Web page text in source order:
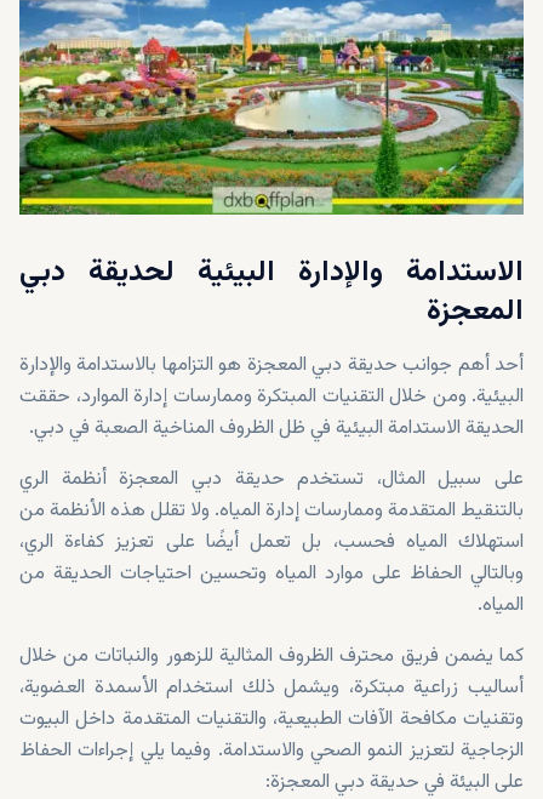
الاستدامة والإدارة البيئية لحديقة دبي
المعجزة
أحد أهم جوانب حديقة دبي المعجزة هو التزامها بالاستدامة والإدارة
البيئية. ومن خلال التقنيات المبتكرة وممارسات إدارة الموارد، حققت
الحديقة الاستدامة البيئية في ظل الظروف المناخية الصعبة في دبي.
على سبيل المثال، تستخدم حديقة دبي المعجزة أنظمة الري
بالتنقيط المتقدمة وممارسات إدارة المياه. ولا تقلل هذه الأنظمة من
استهلاك المياه فحسب، بل تعمل أيضًا على تعزيز كفاءة الري،
وبالتالي الحفاظ على موارد المياه وتحسين احتياجات الحديقة من
المياه.
كما يضمن فريق محترف الظروف المثالية للزهور والنباتات من خلال
أساليب زراعية مبتكرة، ويشمل ذلك استخدام الأسمدة العضوية،
وتقنيات مكافحة الآفات الطبيعية، والتقنيات المتقدمة داخل البيوت
الزجاجية لتعزيز النمو الصحي والاستدامة. وفيما يلي إجراءات الحفاظ
على البيئة في حديقة دبي المعجزة: